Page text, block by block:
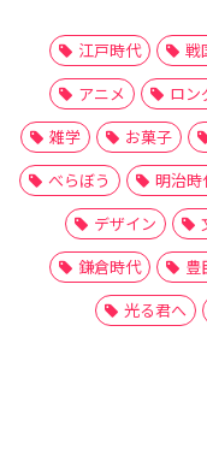
江戸時代 戦
アニメ
ロン
雑学
お菓子
べらぼう
明治時
デザイン
鎌倉時代
豊
光る君へ